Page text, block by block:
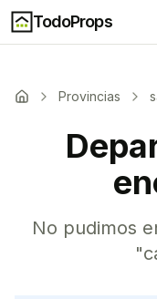
TodoProps
Provincias
No pudimos
"